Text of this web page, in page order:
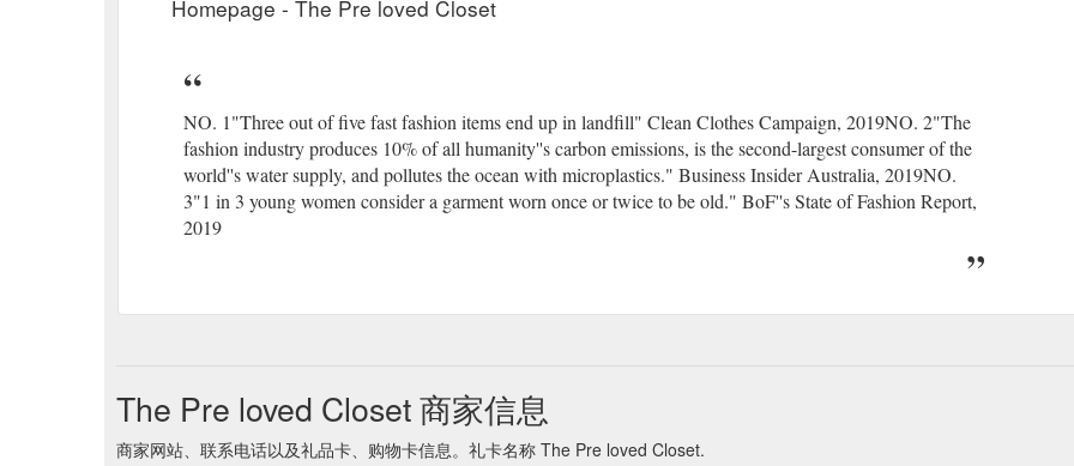
Homepage - The Pre loved Closet
NO. 1"Three out of five fast fashion items end up in landfill" Clean Clothes Campaign, 2019NO. 2"The
fashion industry produces 10% of all humanity''s carbon emissions, is the second-largest consumer of the
world''s water supply, and pollutes the ocean with microplastics." Business Insider Australia, 2019NO.
3"1 in 3 young women consider a garment worn once or twice to be old." BoF''s State of Fashion Report,
2019
The Pre loved Closet 商家信息
商家网站、联系电话以及礼品卡、购物卡信息。礼卡名称 The Pre loved Closet.